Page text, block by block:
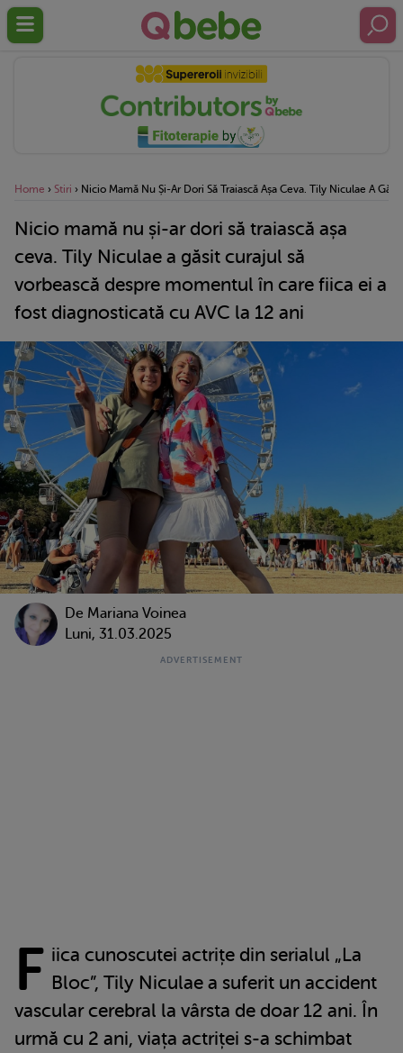
Home › Stiri › Nicio Mamă Nu Și-Ar Dori Să Traiască Așa Ceva. Tily Niculae A
Nicio mamă nu și-ar dori să traiască așa
ceva. Tily Niculae a găsit curajul să
vorbească despre momentul în care fiica ei a
fost diagnosticată cu AVC la 12 ani
De Mariana Voinea
Luni, 31.03.2025
F iica cunoscutei actrițe din serialul „La
Bloc”, Tily Niculae a suferit un accident
vascular cerebral la vârsta de doar 12 ani. În
urmă cu 2 ani, viața actriței s-a schimbat